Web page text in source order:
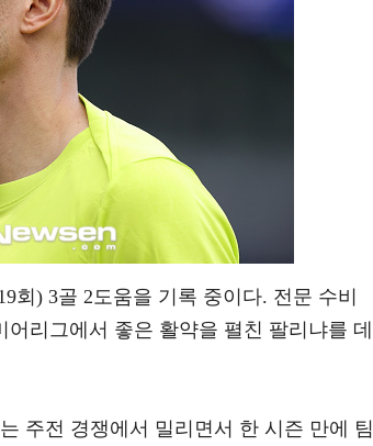
회) 3골 2도움을 기록 중이다. 전문 수비
리그에서 좋은 활약을 펼친 팔리냐를 데
주전 경쟁에서 밀리면서 한 시즌 만에 팀